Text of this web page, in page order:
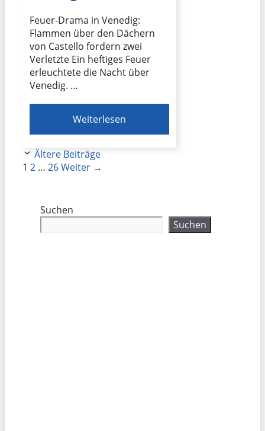
Feuer-Drama in Venedig:
Flammen über den Dächern
von Castello fordern zwei
Verletzte Ein heftiges Feuer
erleuchtete die Nacht über
Venedig. …
Weiterlesen
Ältere Beiträge
Seite
1 Seite
2 … Seite
26Weiter →
Suchen
Suchen